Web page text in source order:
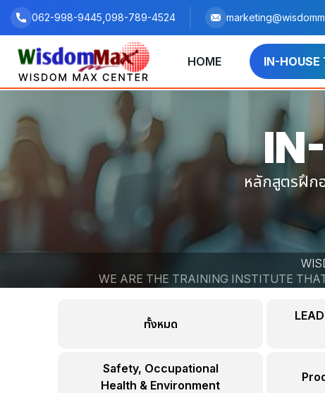
062-998-9445,098-789-4524
HOME IN-HOUSE
หลักสูตรฝึก
WE ARE THE TRAINING INSTITUTE
ทั้งหมด
Safety, Occupational
Health & Environment